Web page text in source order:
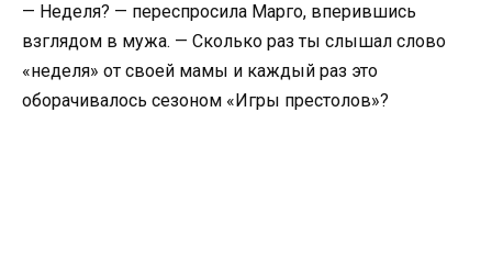
— Неделя? — переспросила Марго, вперившись
взглядом в мужа. — Сколько раз ты слышал слово
«неделя» от своей мамы и каждый раз это
оборачивалось сезоном «Игры престолов»?